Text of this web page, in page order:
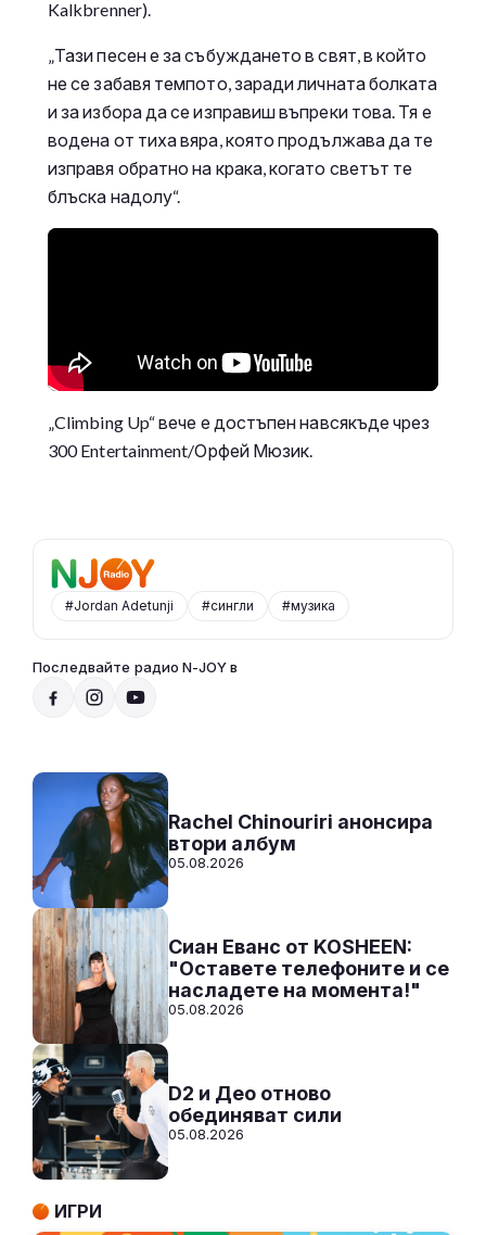
Kalkbrenner).
„Тази песен е за събуждането в свят, в който
не се забавя темпото, заради личната болката
и за избора да се изправиш въпреки това. Тя е
водена от тиха вяра, която продължава да те
изправя обратно на крака, когато светът те
блъска надолу“.
„Climbing Up“ вече е достъпен навсякъде чрез
300 Entertainment/Орфей Мюзик.
#Jordan Adetunji #сингли #музика
Последвайте радио N-JOY в
СЛУШАЙ
07:00 - 10:00
Rachel Chinouriri анонсира
втори албум
05.08.2026
Сиан Еванс от KOSHEEN:
"Оставете телефоните и се
насладете на момента!"
05.08.2026
D2 и Део отново
обединяват сили
05.08.2026
ИГРИ